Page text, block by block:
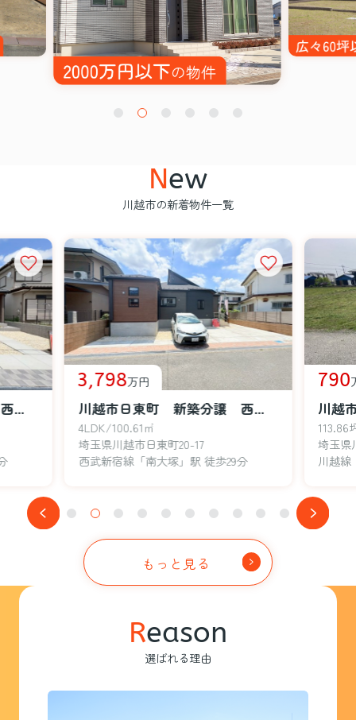
New
川越市の新着物件一覧
川越市日東町 新築分譲 西武新宿線『南大塚駅』徒歩29分 【大東西小学区】
3,798万円
川越市日東町 新築分譲 西武新宿線『南大塚駅』徒歩29分 【大東西小学区】
4LDK/100.61㎡
埼玉県川越市日東町20-17
西武新宿線「南大塚」駅 徒歩29分
790
113.86
埼玉県
川越線
もっと見る
Reason
選ばれる理由